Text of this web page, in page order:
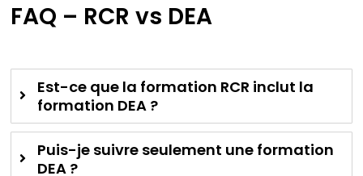
FAQ – RCR vs DEA
Est-ce que la formation RCR inclut la
formation DEA ?
Puis-je suivre seulement une formation
DEA ?